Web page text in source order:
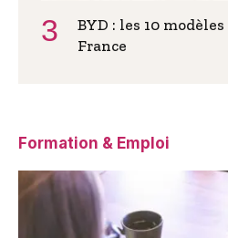
BYD : les 10
France
Formation & Emploi